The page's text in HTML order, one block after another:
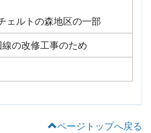
ェルトの森地区の一部
線の改修工事のため
ページトップへ戻る